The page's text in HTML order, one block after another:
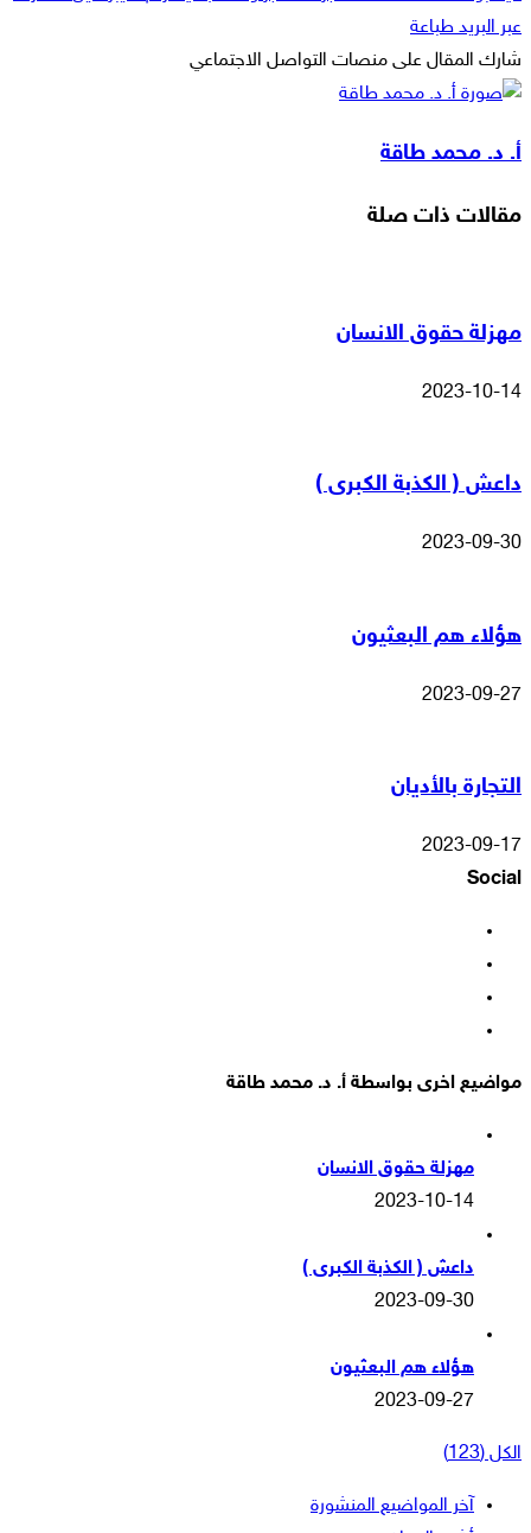
عبر البريد طباعة
شارك المقال على منصات التواصل الاجتماعي
فيسبوك
‫X
ماسنجر
ماسنجر
واتساب
تيلقرام
ڤايبر
لاين
مشاركة
البريد
طباعة
أ. د. محمد طاقة
مقالات ذات صلة
مهزلة حقوق الانسان
2023-10-14
داعش ( الكذبة الكبرى )
2023-09-30
هؤلاء هم البعثيون
2023-09-27
التجارة بالأديان
2023-09-17
Social
مواضيع اخرى بواسطة أ. د. محمد طاقة
مهزلة حقوق الانسان
2023-10-14
داعش ( الكذبة الكبرى )
2023-09-30
هؤلاء هم البعثيون
2023-09-27
الكل (123)
آخر المواضيع المنشورة